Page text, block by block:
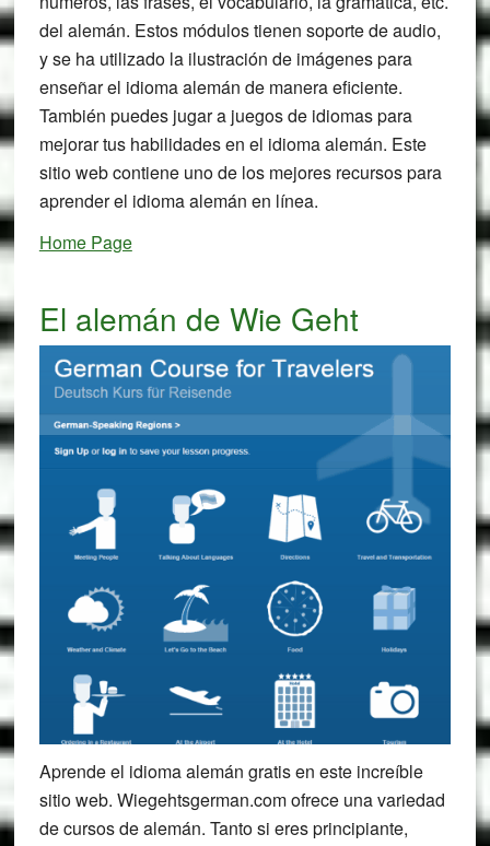
del alemán. Estos módulos tienen soporte de audio,
y se ha utilizado la ilustración de imágenes para
enseñar el idioma alemán de manera eficiente.
También puedes jugar a juegos de idiomas para
mejorar tus habilidades en el idioma alemán. Este
sitio web contiene uno de los mejores recursos para
aprender el idioma alemán en línea.
Home Page
El alemán de Wie Geht
Aprende el idioma alemán gratis en este increíble
sitio web. Wiegehtsgerman.com ofrece una variedad
de cursos de alemán. Tanto si eres principiante,